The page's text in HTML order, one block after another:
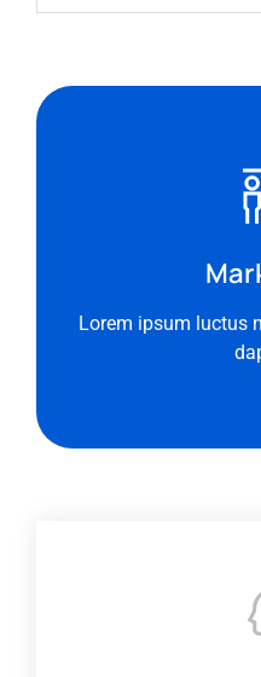
Lorem ipsum luctus